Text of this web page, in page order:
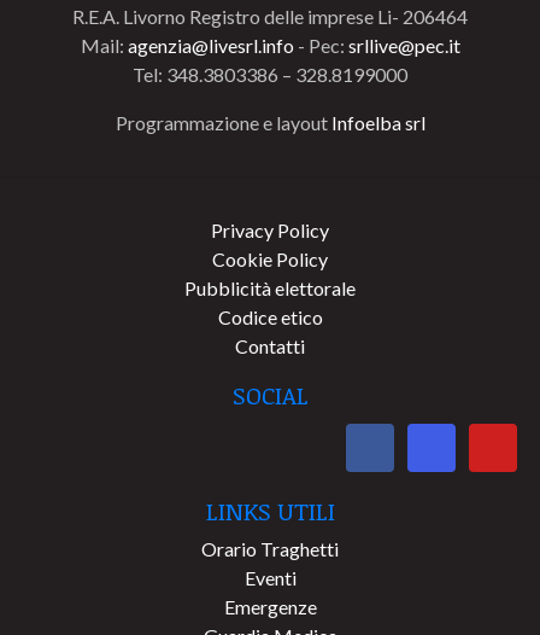
R.E.A. Livorno Registro delle imprese Li- 206464
Mail: agenzia@livesrl.info - Pec: srllive@pec.it
Tel: 348.3803386 – 328.8199000
Programmazione e layout Infoelba srl
Privacy Policy
Cookie Policy
Pubblicità elettorale
Codice etico
Contatti
SOCIAL
LINKS UTILI
Orario Traghetti
Eventi
Emergenze